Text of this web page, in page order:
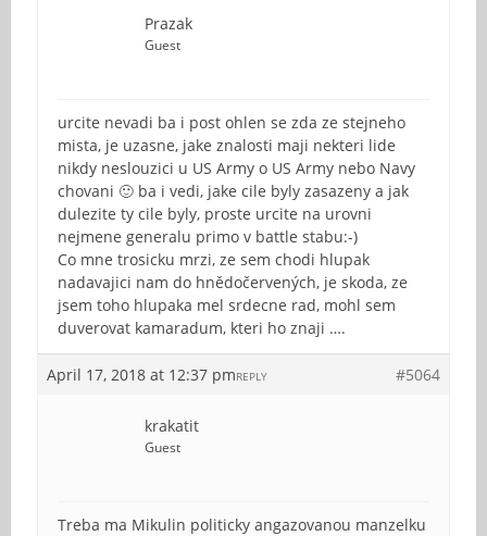
Prazak
Guest
urcite nevadi ba i post ohlen se zda ze stejneho
mista, je uzasne, jake znalosti maji nekteri lide
nikdy neslouzici u US Army o US Army nebo Navy
chovani 🙂 ba i vedi, jake cile byly zasazeny a jak
dulezite ty cile byly, proste urcite na urovni
nejmene generalu primo v battle stabu:-)
Co mne trosicku mrzi, ze sem chodi hlupak
nadavajici nam do hnědočervených, je skoda, ze
jsem toho hlupaka mel srdecne rad, mohl sem
duverovat kamaradum, kteri ho znaji ….
April 17, 2018 at 12:37 pm #5064
REPLY
krakatit
Guest
Treba ma Mikulin politicky angazovanou manzelku